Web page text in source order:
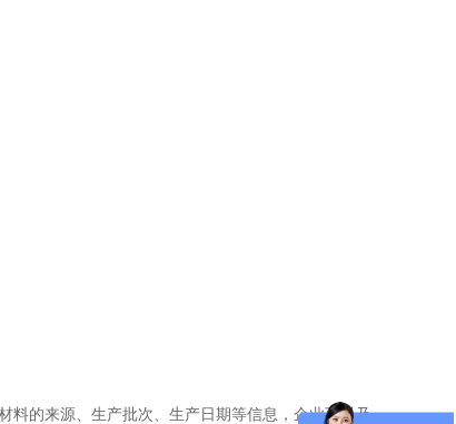
料的来源、生产批次、生产日期等信息，企业可以及